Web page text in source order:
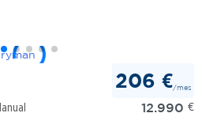
206 €/mes
12.990 €